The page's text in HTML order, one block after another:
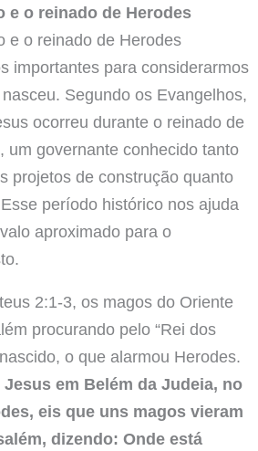
e o reinado de Herodes
e o reinado de Herodes
importantes para considerarmos
Segundo os Evangelhos,
ocorreu durante o reinado de
um governante conhecido tanto
projetos de construção quanto
período histórico nos ajuda
aproximado para o
2:1-3, os magos do Oriente
procurando pelo “Rei dos
o que alarmou Herodes.
em Belém da Judeia, no
eis que uns magos vieram
dizendo: Onde está